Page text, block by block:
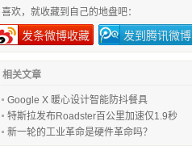
喜欢，就收藏到自己的地盘吧：
发条微博收藏 发到腾讯微博
相关文章
Google X 暖心设计智能防抖餐具
特斯拉发布Roadster百公里加速仅1.9秒
新一轮的工业革命是硬件革命吗？